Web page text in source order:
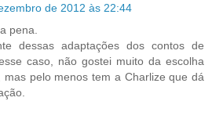
de 2012 às 22:44
pena.
dessas adaptações dos contos de
caso, não gostei muito da escolha
mas pelo menos tem a Charlize que dá